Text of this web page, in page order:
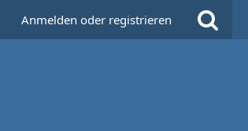
Anmelden oder registrieren